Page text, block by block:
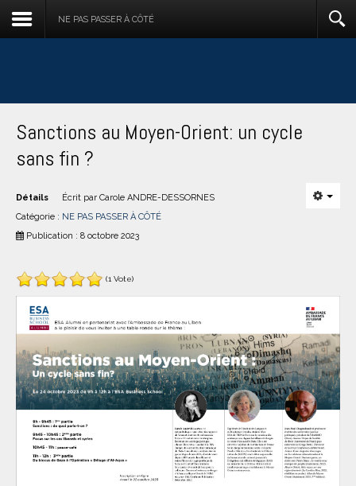
NE PAS PASSER À CÔTÉ
Sanctions au Moyen-Orient: un cycle
sans fin ?
Détails Écrit par Carole ANDRE-DESSORNES
Catégorie : NE PAS PASSER À CÔTÉ
Publication : 8 octobre 2023
(1 Vote)